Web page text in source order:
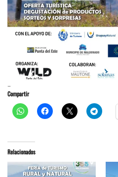
Compartir
Relacionados